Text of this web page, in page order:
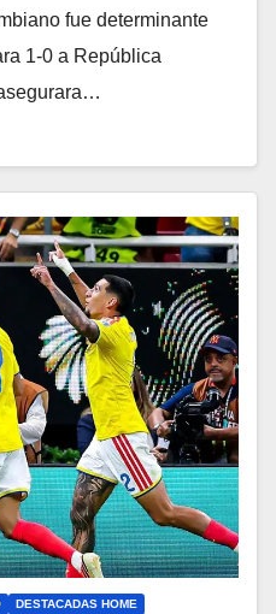
fue determinante
1-0 a República
DESTACADAS HOME